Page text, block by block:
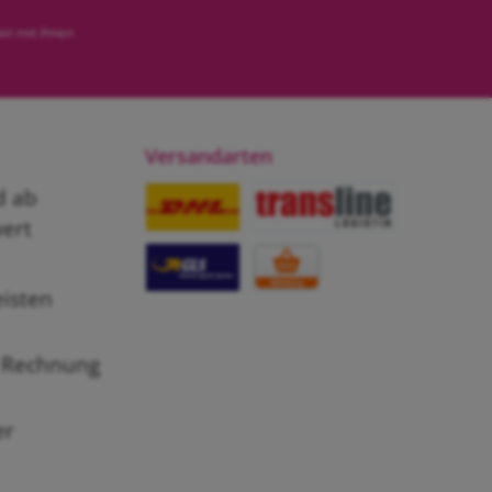
Setmontiert werden.
mit ihnen
ab
Versandarten
DHL transline LOGISTIK